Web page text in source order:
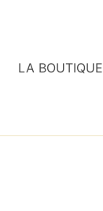
LA BOUTIQUE